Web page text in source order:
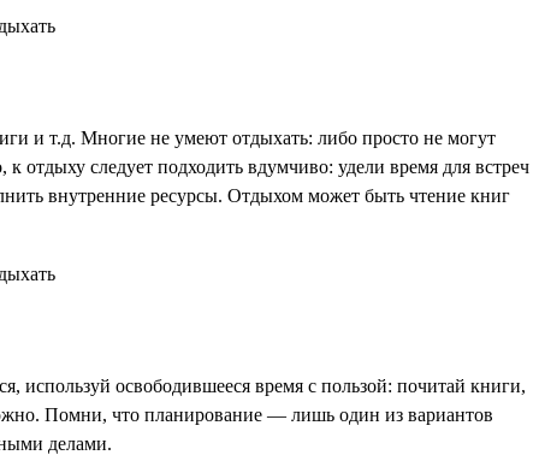
и т.д. Многие не умеют отдыхать: либо просто не могут
отдыху следует подходить вдумчиво: удели время для встреч
внутренние ресурсы. Отдыхом может быть чтение книг
используй освободившееся время с пользой: почитай книги,
Помни, что планирование — лишь один из вариантов
делами.